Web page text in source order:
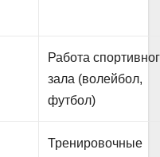
Работа
зала (волейбол,
футбол)
Тренировочные